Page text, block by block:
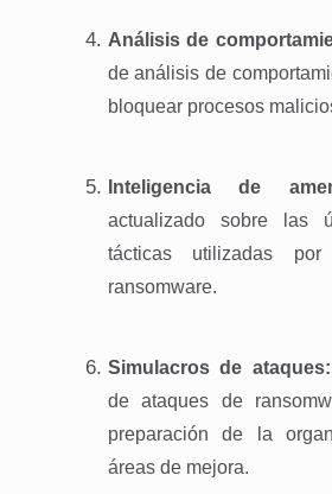
Análisis de
de análisis de
bloquear procesos
Inteligencia de
actualizado sobre las
tácticas utilizadas
ransomware.
Simulacros de ataques:
de ataques de
preparación de la
áreas de mejora.